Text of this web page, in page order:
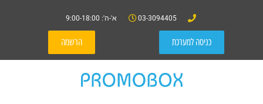
03-3094405 א'-ה': 9:00-18:00
כניסה למערכת הרשמה